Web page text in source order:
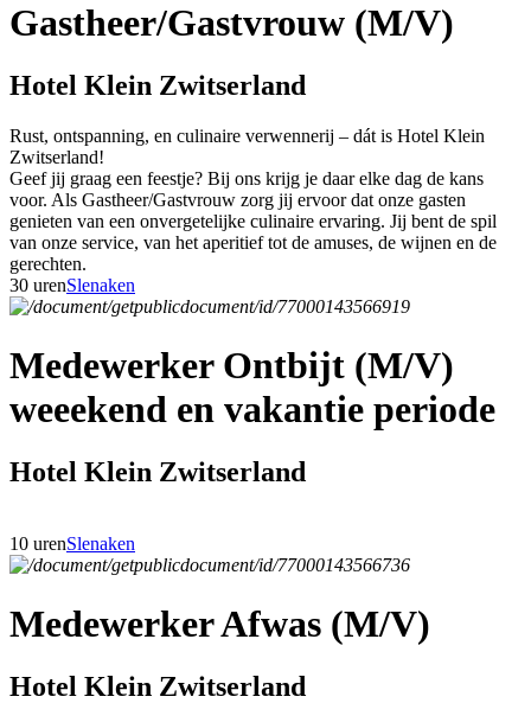
Gastheer/Gastvrouw (M/V)
Hotel Klein Zwitserland
Rust, ontspanning, en culinaire verwennerij – dát is Hotel Klein
Zwitserland!
Geef jij graag een feestje? Bij ons krijg je daar elke dag de kans
voor. Als Gastheer/Gastvrouw zorg jij ervoor dat onze gasten
genieten van een onvergetelijke culinaire ervaring. Jij bent de spil
van onze service, van het aperitief tot de amuses, de wijnen en de
gerechten.
30 urenSlenaken
Medewerker Ontbijt (M/V)
weeekend en vakantie periode
Hotel Klein Zwitserland
10 urenSlenaken
Medewerker Afwas (M/V)
Hotel Klein Zwitserland